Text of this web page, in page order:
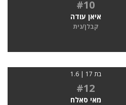
#10
איאן עודה
קבלן/נית
בת 17 | 1.6
#12
מאי סאלח